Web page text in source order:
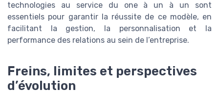
technologies au service du one à un à un sont
essentiels pour garantir la réussite de ce modèle, en
facilitant la gestion, la personnalisation et la
performance des relations au sein de l’entreprise.
Freins, limites et perspectives
d’évolution